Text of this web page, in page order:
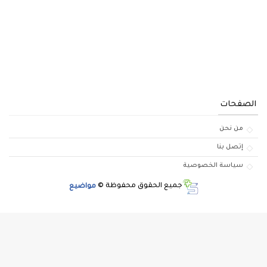
الصفحات
من نحن
إتصل بنا
سياسة الخصوصية
جميع الحقوق محفوظة © مواضيع